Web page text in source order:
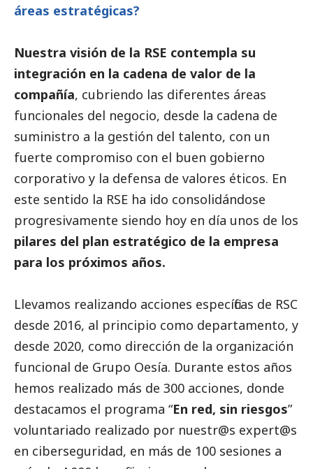
áreas estratégicas?
Nuestra visión de la RSE contempla su
integración en la cadena de valor de la
compañía, cubriendo las diferentes áreas
funcionales del negocio, desde la cadena de
suministro a la gestión del talento, con un
fuerte compromiso con el buen gobierno
corporativo y la defensa de valores éticos. En
este sentido la RSE ha ido consolidándose
progresivamente siendo hoy en día unos de los
pilares del plan estratégico de la empresa
para los próximos años.
Llevamos realizando acciones específicas de RSC
desde 2016, al principio como departamento, y
desde 2020, como dirección de la organización
funcional de Grupo Oesía. Durante estos años
hemos realizado más de 300 acciones, donde
destacamos el programa “En red, sin riesgos”
voluntariado realizado por nuestr@s expert@s
en ciberseguridad, en más de 100 sesiones a